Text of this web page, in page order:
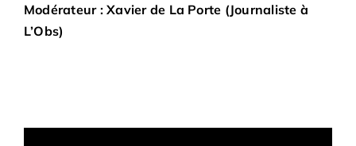
Modérateur : Xavier de La Porte (Journaliste à
L’Obs)